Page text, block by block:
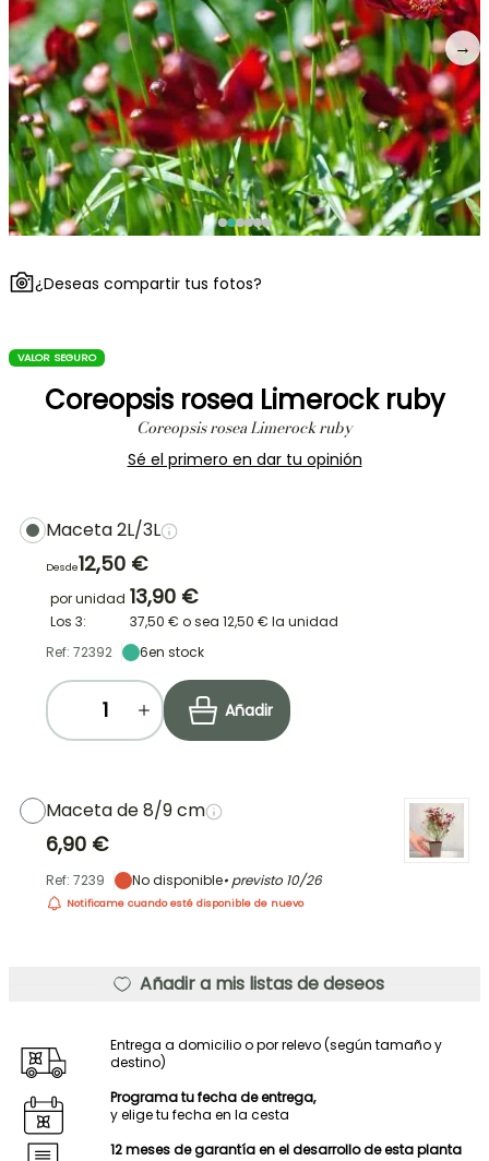
→
¿Deseas compartir tus fotos?
VALOR SEGURO
Coreopsis rosea Limerock ruby
Coreopsis rosea Limerock ruby
Sé el primero en dar tu opinión
Maceta 2L/3L
Desde12,50 €
por unidad 13,90 €
Los 3: 37,50 € o sea 12,50 € la unidad
Ref: 72392
6en stock
Añadir
Maceta de 8/9 cm
6,90 €
Ref: 7239 No disponible• previsto 10/26
Notificame cuando esté disponible de nuevo
Añadir a mis listas de deseos
Entrega a domicilio o por relevo (según tamaño y
destino)
Programa tu fecha de entrega,
y elige tu fecha en la cesta
12 meses de garantía en el desarrollo de esta planta